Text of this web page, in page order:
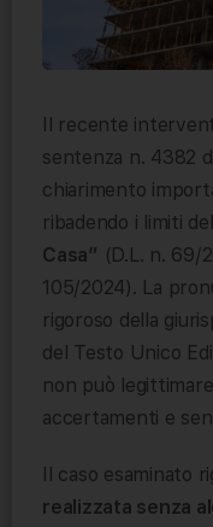
Il recente
sentenza n. 4382
chiarimento
ribadendo i limiti
Casa” (D.L. n. 69/
105/2024). La
rigoroso della
del Testo Unico
non può
accertamenti e
Il caso esaminato
realizzata senza